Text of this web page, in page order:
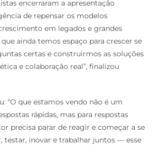
de repensar os modelos
em legados e grandes
ainda temos espaço para crescer se
certas e construirmos as soluções
e colaboração real”, finalizou
rápidas, mas para respostas
precisa parar de reagir e começar a se
testar, inovar e trabalhar juntos — esse